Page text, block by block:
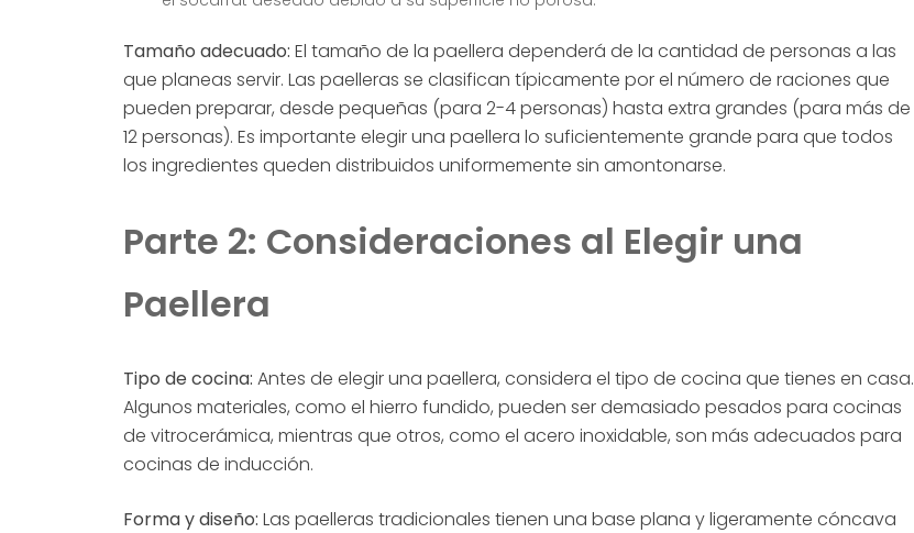
Tamaño adecuado: El tamaño de la paellera dependerá de la cantidad de personas a las
que planeas servir. Las paelleras se clasifican típicamente por el número de raciones que
pueden preparar, desde pequeñas (para 2-4 personas) hasta extra grandes (para más de
12 personas). Es importante elegir una paellera lo suficientemente grande para que todos
los ingredientes queden distribuidos uniformemente sin amontonarse.
Parte 2: Consideraciones al Elegir una
Paellera
Tipo de cocina: Antes de elegir una paellera, considera el tipo de cocina que tienes en casa.
Algunos materiales, como el hierro fundido, pueden ser demasiado pesados para cocinas
de vitrocerámica, mientras que otros, como el acero inoxidable, son más adecuados para
cocinas de inducción.
Forma y diseño: Las paelleras tradicionales tienen una base plana y ligeramente cóncava